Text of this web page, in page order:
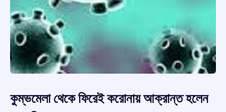
কুম্ভমেলা থেকে ফিরেই করোনায় আক্রান্ত হলেন